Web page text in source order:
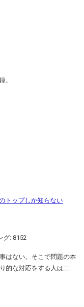
。
トップしか知らない
グ: 8152
はない。そこで問題の本
的な対応をする人は二